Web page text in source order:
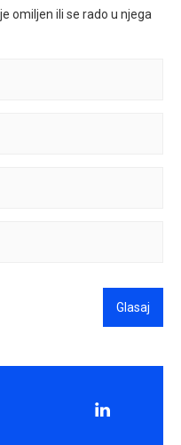
omiljen ili se rado u njega
Glasaj